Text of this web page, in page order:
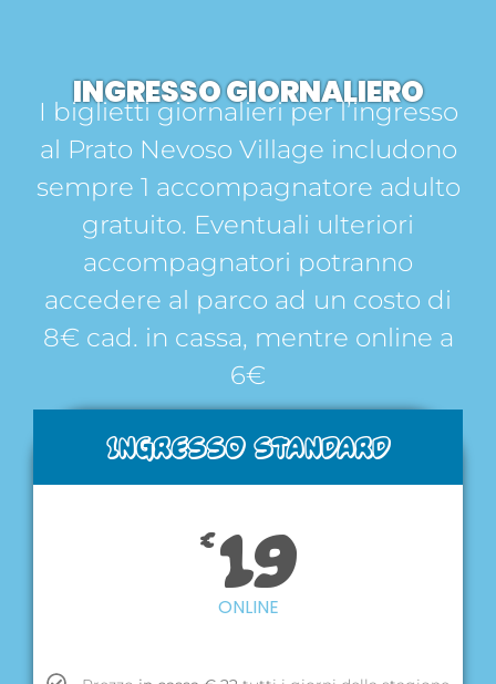
INGRESSO GIORNALIERO
I biglietti giornalieri per l’ingresso
al Prato Nevoso Village includono
sempre 1 accompagnatore adulto
gratuito. Eventuali ulteriori
accompagnatori potranno
accedere al parco ad un costo di
8€ cad. in cassa, mentre online a
6€
INGRESSO STANDARD
€19
ONLINE